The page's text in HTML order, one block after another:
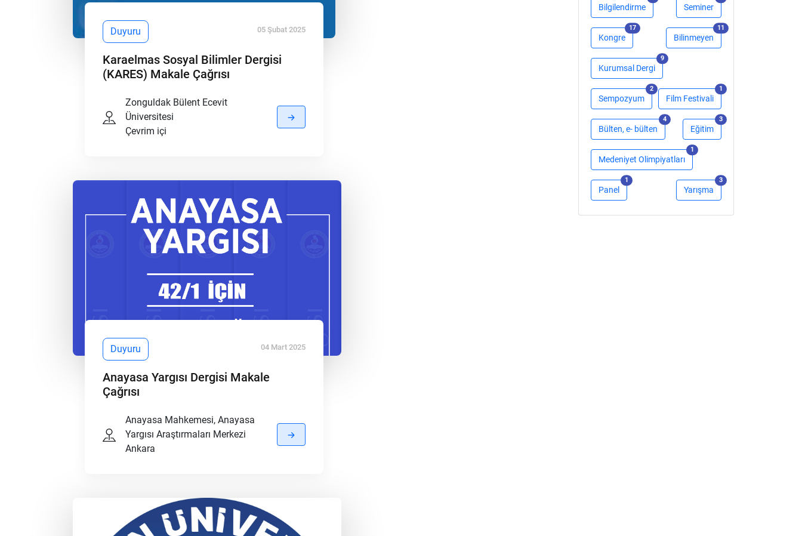
Duyuru 05 Şubat 2025
Karaelmas Sosyal Bilimler Dergisi
(KARES) Makale Çağrısı
Zonguldak Bülent Ecevit
Üniversitesi
Çevrim içi
Duyuru 04 Mart 2025
Anayasa Yargısı Dergisi Makale
Çağrısı
Anayasa Mahkemesi, Anayasa
Yargısı Araştırmaları Merkezi
Ankara
Bilgilendirme Seminer
Kongre
17adet
Bilinmeyen
11 adet
Kurumsal Dergi
9adet
Sempozyum
2adet
Film Festivali
1 adet
Bülten, e- bülten
4adet
Eğitim
3adet
Medeniyet Olimpiyatları
1 adet
Panel
1 adet
Yarışma
3adet